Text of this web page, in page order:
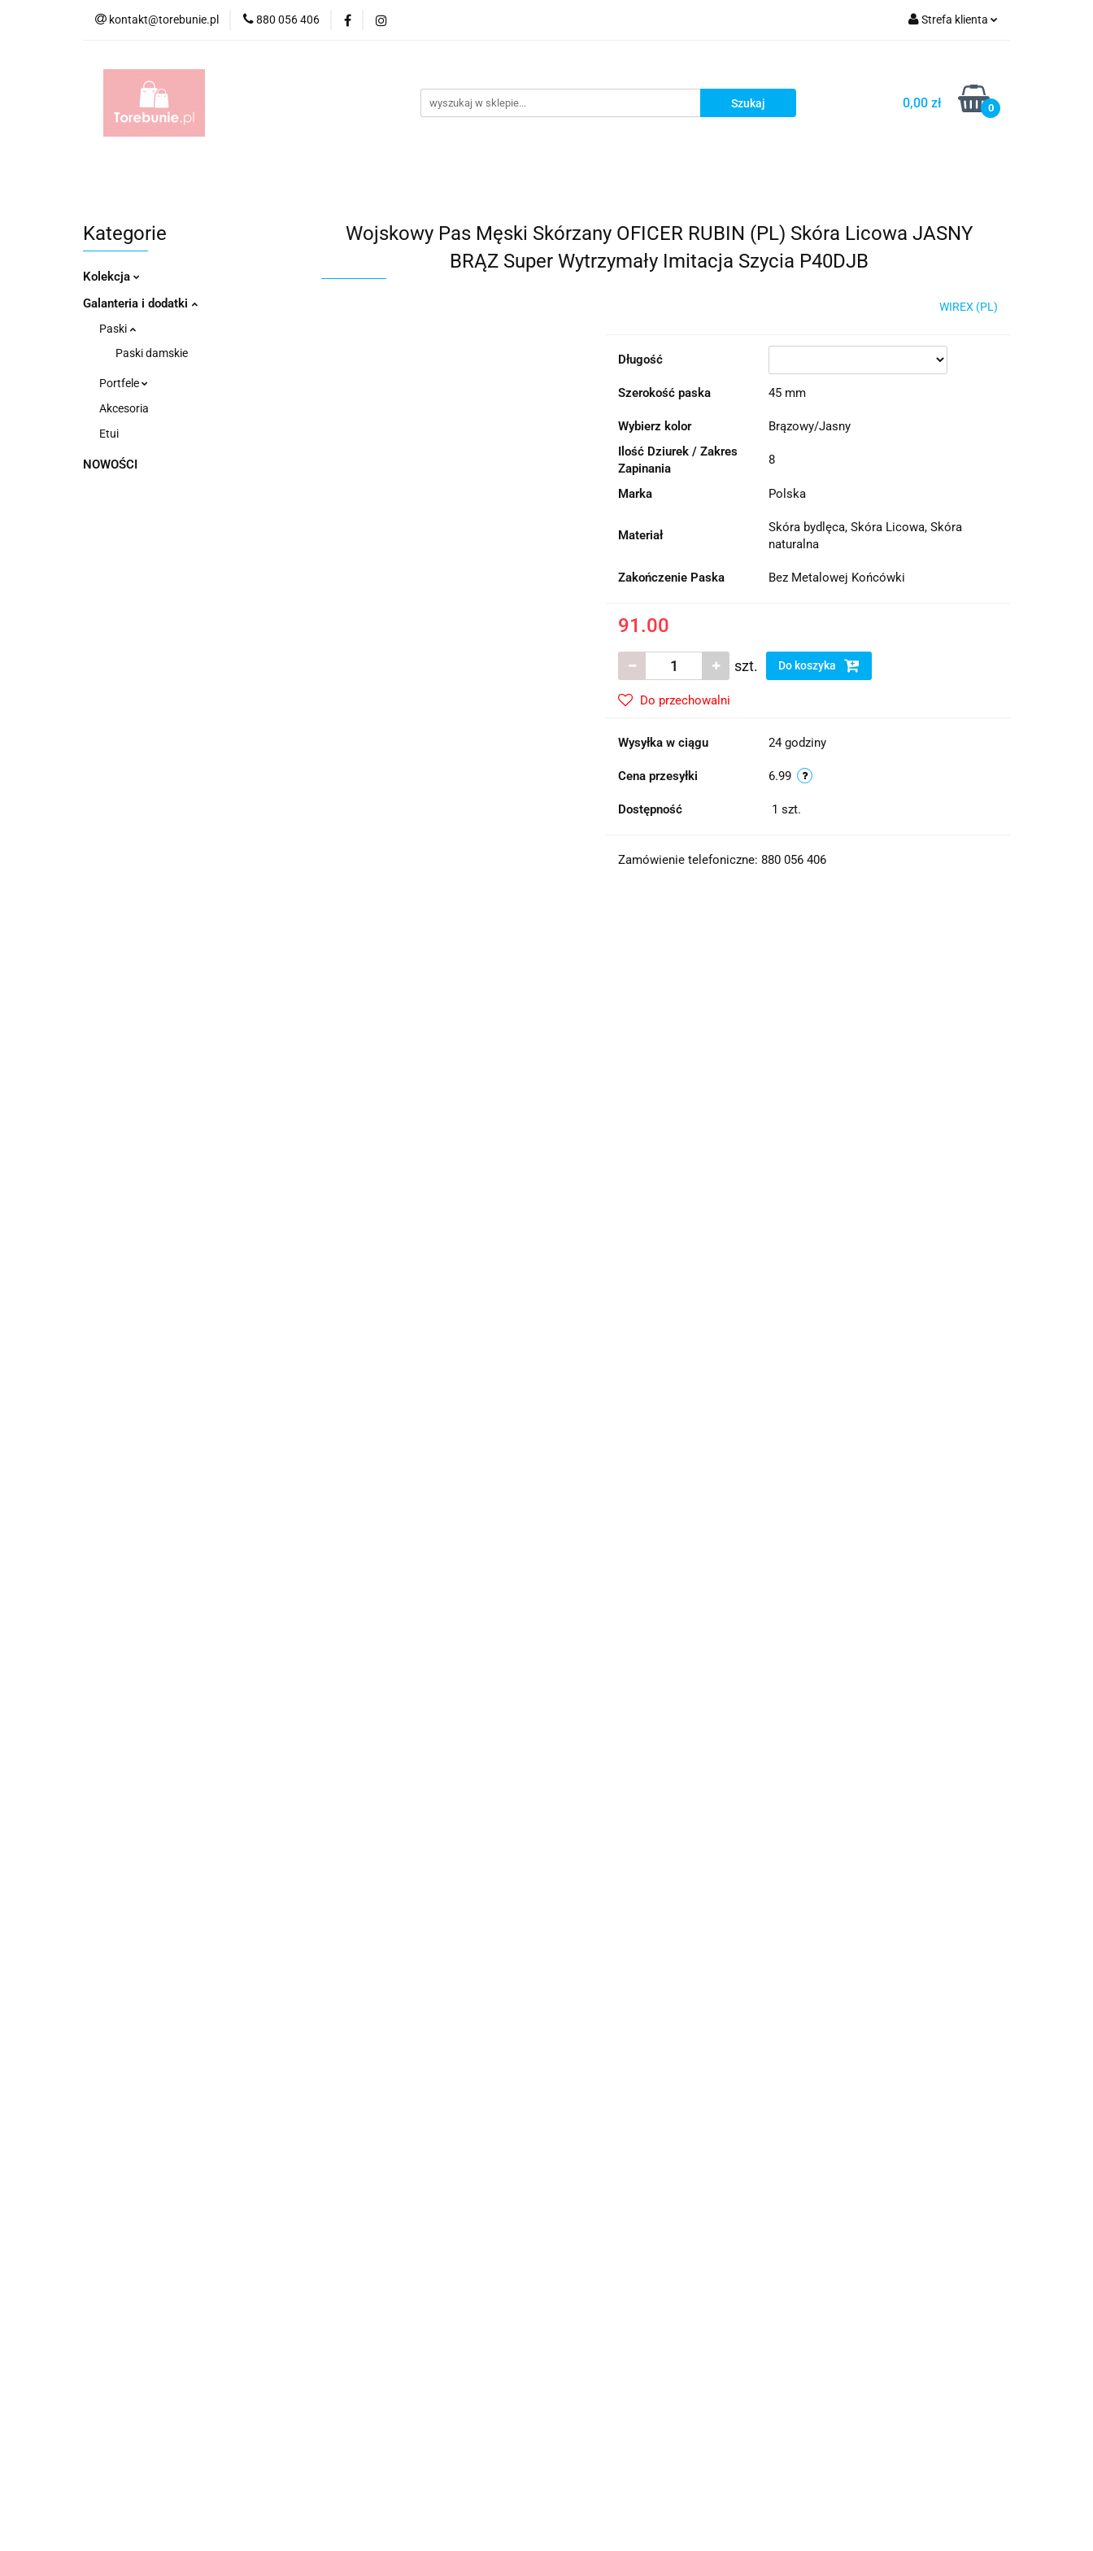
kontakt@torebunie.pl 880 056 406 Strefa klienta
Zarejestruj się
Dodaj zgłoszenie
0,00 zł 0
Torebki Torby i Saszetki męskie
Kategorie
Kolekcja
Galanteria i dodatki
Paski
Paski damskie
Portfele
Akcesoria
Etui
NOWOŚCI
Wojskowy Pas Męski Skórzany OFICER RUBIN (PL) Skóra Licowa JASNY
BRĄZ Super Wytrzymały Imitacja Szycia P40DJB
WIREX (PL)
Długość
Szerokość paska 45 mm
Wybierz kolor
Brązowy/Jasny
Ilość Dziurek / Zakres
Zapinania
8
Marka Polska
Materiał
Skóra bydlęca, Skóra Licowa, Skóra
naturalna
Zakończenie Paska Bez Metalowej Końcówki
91.00
szt. Do koszyka
Do przechowalni
Wysyłka w ciągu 24 godziny
Cena przesyłki 6.99
Dostępność 1 szt.
Zamówienie telefoniczne: 880 056 406